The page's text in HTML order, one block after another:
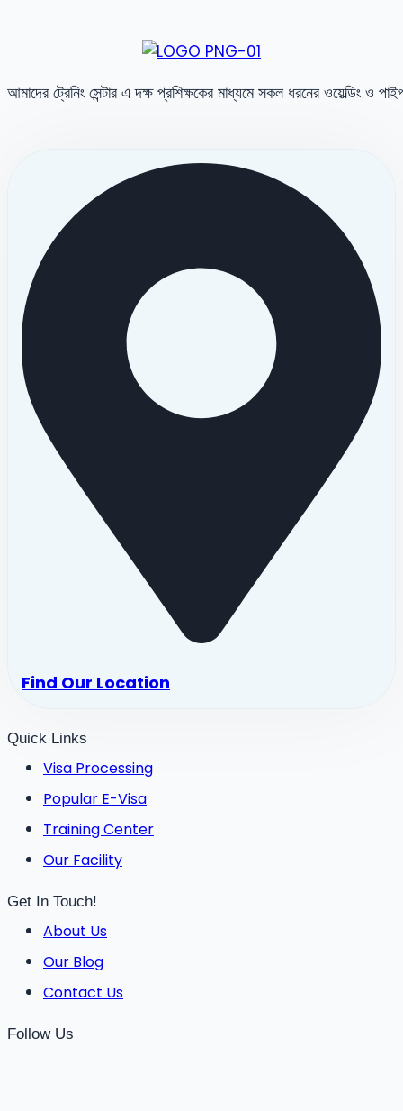
আমাদের ট্রেনিং সেন্টার এ দক্ষ প্রশিক্ষকের মাধ্যমে সকল ধরনের ওয়েল্ডিং ও
Find Our Location
Quick Links
Visa Processing
Popular E-Visa
Training Center
Our Facility
Get In Touch!
About Us
Our Blog
Contact Us
Follow Us